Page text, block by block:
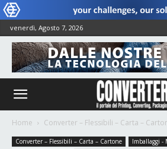
venerdì, Agosto 7, 2026
Home Converter – Flessibili – Carta –
Converter – Flessibili – Carta – Cartone Imballaggi -